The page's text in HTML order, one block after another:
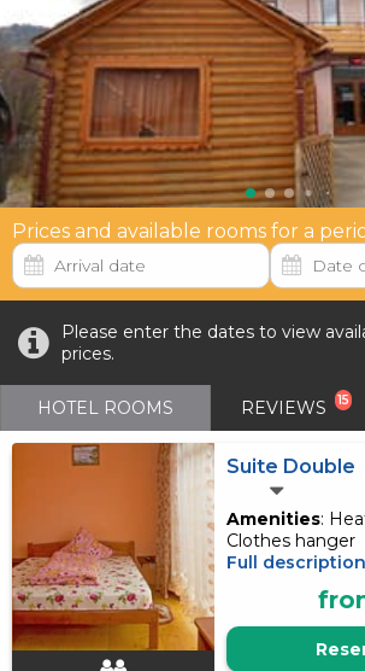
Prices and available rooms for a
Please enter the dates to view
prices.
HOTEL ROOMS REVIEWS 15
Suite Double
Amenities:
Clothes hanger
Full description